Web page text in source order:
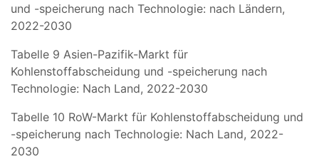
und -speicherung nach Technologie: nach Ländern,
2022-2030
Tabelle 9 Asien-Pazifik-Markt für
Kohlenstoffabscheidung und -speicherung nach
Technologie: Nach Land, 2022-2030
Tabelle 10 RoW-Markt für Kohlenstoffabscheidung und
-speicherung nach Technologie: Nach Land, 2022-
2030